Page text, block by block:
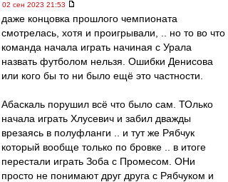
02 сен 2023 21:53
даже концовка прошлого чемпионата
смотрелась, хотя и проигрывали, .. но то во что
команда начала играть начиная с Урала
назвать футболом нельзя. Ошибки Денисова
или кого бы то ни было ещё это частности.
Абаскаль порушил всё что было сам. ТОлько
начала играть Хлусевич и забил дважды
врезаясь в полуфланги .. и тут же Рябчук
который вообще только по бровке .. в итоге
перестали играть Зоба с Промесом. ОНи
просто не понимают друг друга с Рябчуком и